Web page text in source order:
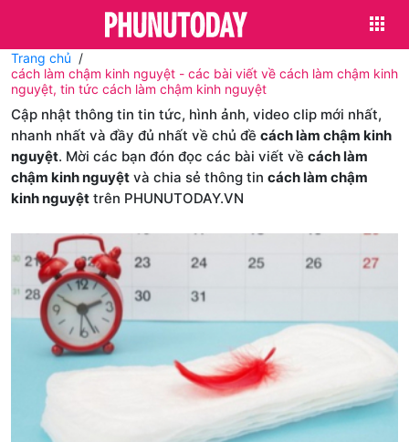
Trang chủ
cách làm chậm kinh nguyệt - các bài viết về cách làm chậm kinh
nguyệt, tin tức cách làm chậm kinh nguyệt
Cập nhật thông tin tin tức, hình ảnh, video clip mới nhất,
nhanh nhất và đầy đủ nhất về chủ đề cách làm chậm kinh
nguyệt. Mời các bạn đón đọc các bài viết về cách làm
chậm kinh nguyệt và chia sẻ thông tin cách làm chậm
kinh nguyệt trên PHUNUTODAY.VN